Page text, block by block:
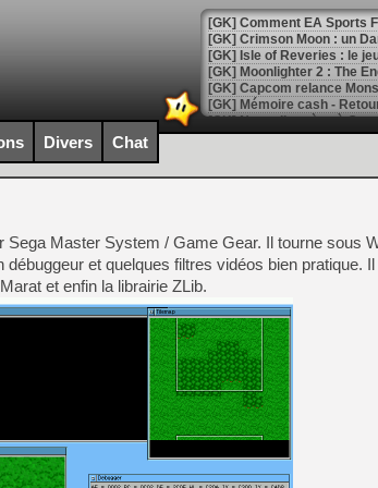
[GK] Comment EA Sports
[GK] Crimson Moon : un
[GK] Isle of Reveries : le
[GK] Moonlighter 2 : The
[GK] Capcom relance
[Mo5] Deux inédits du
[GK] Le beat'em up The
[GK] Endless Legend 2 :
[LS] [PS5] Le WebKit
[GK] Oubliez Crazy Taxi,
[LS] [Switch] NSZ 5.0.0
[GK] No More Room in
[GK] Un chatbot Atelier
[GK] Mémoire cash -
Divers Chat
Sega Master System / Game Gear. Il tourne sous
et quelques filtres vidéos bien pratique.
et enfin la librairie ZLib.